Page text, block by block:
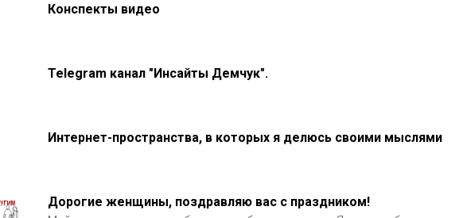
Конспекты видео
Telegram канал "Инсайты Демчук".
Интернет-пространства, в которых я делюсь своими мыслями
Дорогие женщины, поздравляю вас с праздником!